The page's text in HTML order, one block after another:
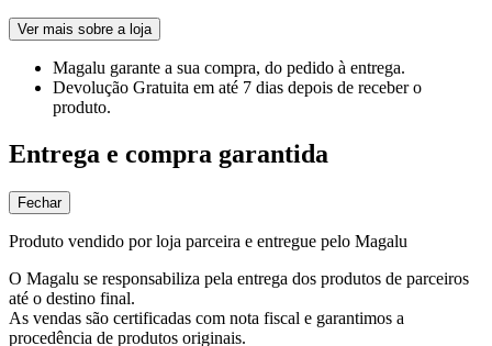
Ver mais sobre a loja
Magalu garante a sua compra, do pedido à entrega.
Devolução Gratuita em até 7 dias depois de receber o
produto.
Entrega e compra garantida
Fechar
Produto vendido por loja parceira e entregue pelo Magalu
O Magalu se responsabiliza pela entrega dos produtos de parceiros
até o destino final.
As vendas são certificadas com nota fiscal e garantimos a
procedência de produtos originais.